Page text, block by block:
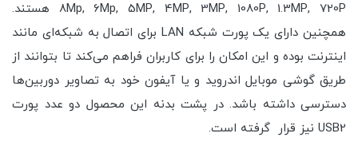
۸Mp, 6Mp, 5MP, 4MP, 3MP, 1080P, 1.3MP, 720P هستند.
همچنین
دارای یک پورت شبکه LAN برای اتصال به شبکه‌ای مانند
اینترنت بوده و این امکان را برای کاربران فراهم می‌کند تا بتوانند از
طریق گوشی موبایل اندروید و یا آیفون خود به تصاویر دوربین‌ها
دسترسی داشته باشد. در پشت بدنه این محصول دو عدد پورت
USB2 نیز قرار گرفته است.